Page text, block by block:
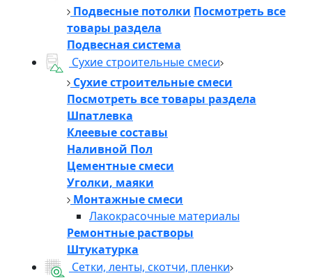
Подвесные потолки Посмотреть все
товары раздела
Подвесная система
Сухие строительные смеси
Сухие строительные смеси
Посмотреть все товары раздела
Шпатлевка
Клеевые составы
Наливной Пол
Цементные смеси
Уголки, маяки
Монтажные смеси
Лакокрасочные материалы
Ремонтные растворы
Штукатурка
Сетки, ленты, скотчи, пленки